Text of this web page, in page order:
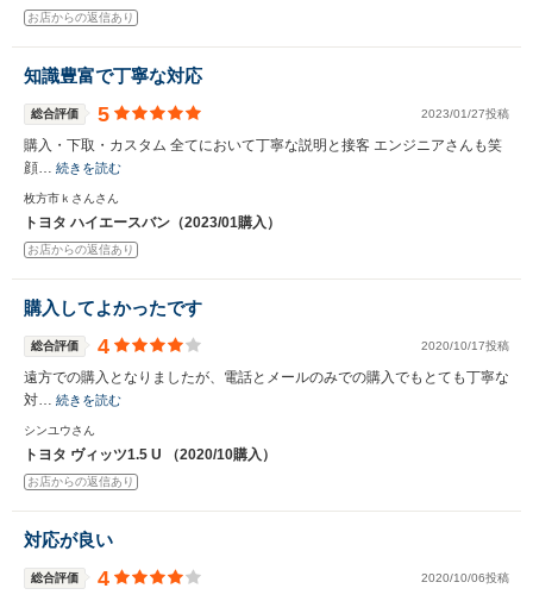
お店からの返信あり
知識豊富で丁寧な対応
総合評価 5 2023/01/27投稿
購入・下取・カスタム 全てにおいて丁寧な説明と接客 エンジニアさんも笑
顔… 続きを読む
枚方市ｋさんさん
トヨタ ハイエースバン（2023/01購入）
お店からの返信あり
購入してよかったです
総合評価 4 2020/10/17投稿
遠方での購入となりましたが、電話とメールのみでの購入でもとても丁寧な
対… 続きを読む
シンユウさん
トヨタ ヴィッツ1.5 U （2020/10購入）
お店からの返信あり
対応が良い
総合評価 4 2020/10/06投稿